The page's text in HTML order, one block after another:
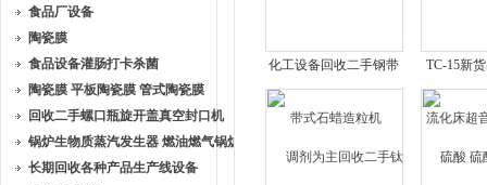
食品厂设备
陶瓷膜
食品设备灌肠打卡杀菌
陶瓷膜 平板陶瓷膜 管式陶瓷膜
回收二手螺口瓶旋开盖真空封口机
锅炉生物质蒸汽发生器 燃油燃气锅炉
长期回收各种产品生产线设备
化工设备回收二手钢带
式石蜡造粒机
TC-15新
化床超音